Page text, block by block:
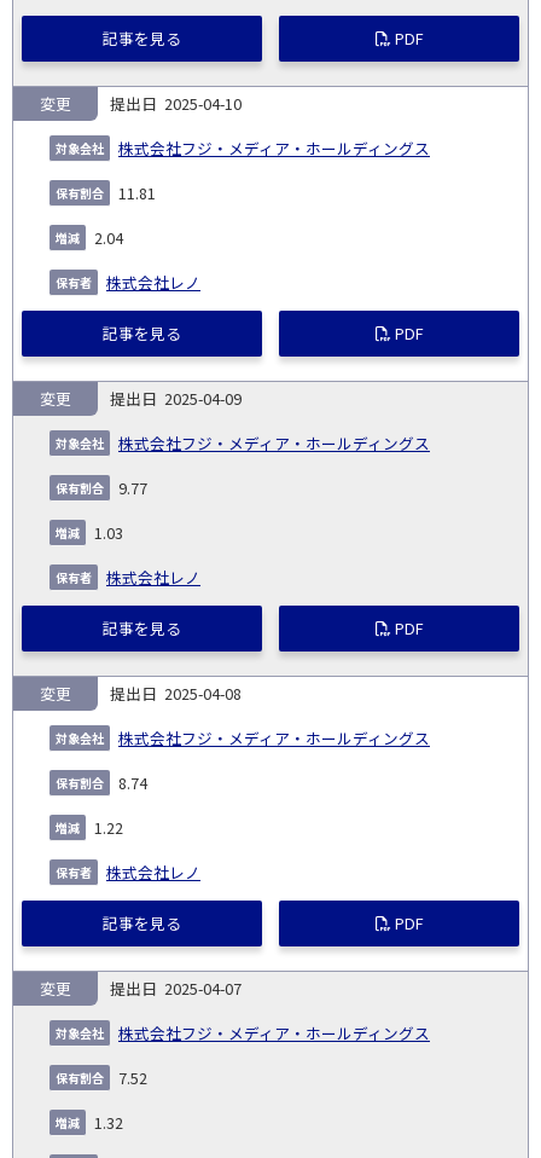
記事を見る PDF
2025-04-10
株式会社フジ・メディア・ホールディングス
変更
11.81
2.04
株式会社レノ
記事を見る PDF
2025-04-09
株式会社フジ・メディア・ホールディングス
変更
9.77
1.03
株式会社レノ
記事を見る PDF
2025-04-08
株式会社フジ・メディア・ホールディングス
変更
8.74
1.22
株式会社レノ
記事を見る PDF
2025-04-07
株式会社フジ・メディア・ホールディングス
変更
7.52
1.32